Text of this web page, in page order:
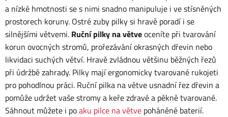
a nízké hmotnosti se s nimi snadno manipuluje i ve stísněných
prostorech koruny. Ostré zuby pilky si hravě poradí i se
silnějšími větvemi. Ruční pilky na větveoceníte při tvarování
korun ovocných stromů, prořezávání okrasných dřevin nebo
likvidaci suchých větví. Hravě zvládnou většinu běžných řezů
při údržbě zahrady. Pilky mají ergonomicky tvarované rukojeti
pro pohodlnou práci. Ruční pilka na větve usnadní řez dřevin a
pomůže udržet vaše stromy a keře zdravé a pěkně tvarované.
Sáhnout můžete i poaku pilce na větve poháněné baterií.